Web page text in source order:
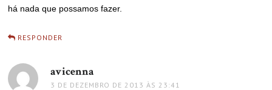
há nada que possamos fazer.
RESPONDER
avicenna
3 DE DEZEMBRO DE 2013 ÀS 23:41